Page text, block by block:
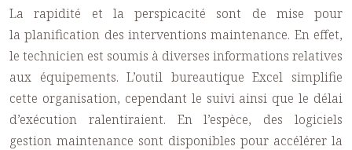
La rapidité et la perspicacité sont de mise pour
laplanification des interventions maintenance. En effet,
le technicien est soumis à diverses informations relatives
aux équipements. L’outil bureautique Excel simplifie
cette organisation, cependant le suivi ainsi que le délai
d’exécution ralentiraient. En l’espèce, des logiciels
gestion maintenance sont disponibles pour accélérer la